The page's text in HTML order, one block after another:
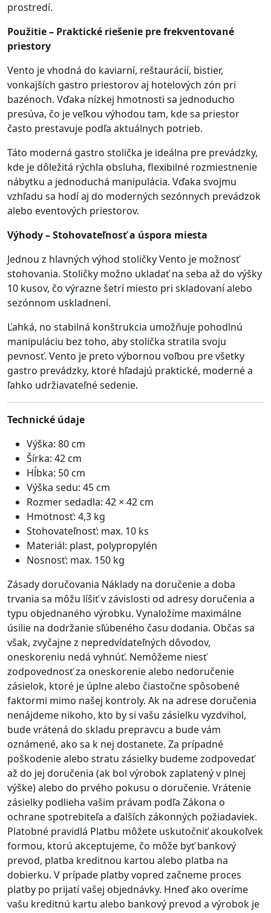
prostredí.
Použitie – Praktické riešenie pre frekventované
priestory
Vento je vhodná do kaviarní, reštaurácií, bistier,
vonkajších gastro priestorov aj hotelových zón pri
bazénoch. Vďaka nízkej hmotnosti sa jednoducho
presúva, čo je veľkou výhodou tam, kde sa priestor
často prestavuje podľa aktuálnych potrieb.
Táto moderná gastro stolička je ideálna pre prevádzky,
kde je dôležitá rýchla obsluha, flexibilné rozmiestnenie
nábytku a jednoduchá manipulácia. Vďaka svojmu
vzhľadu sa hodí aj do moderných sezónnych prevádzok
alebo eventových priestorov.
Výhody – Stohovateľnosť a úspora miesta
Jednou z hlavných výhod stoličky Vento je možnosť
stohovania. Stoličky možno ukladať na seba až do výšky
10 kusov, čo výrazne šetrí miesto pri skladovaní alebo
sezónnom uskladnení.
Ľahká, no stabilná konštrukcia umožňuje pohodlnú
manipuláciu bez toho, aby stolička stratila svoju
pevnosť. Vento je preto výbornou voľbou pre všetky
gastro prevádzky, ktoré hľadajú praktické, moderné a
ľahko udržiavateľné sedenie.
Technické údaje
Výška: 80 cm
Šírka: 42 cm
Hĺbka: 50 cm
Výška sedu: 45 cm
Rozmer sedadla: 42 × 42 cm
Hmotnosť: 4,3 kg
Stohovateľnosť: max. 10 ks
Materiál: plast, polypropylén
Nosnosť: max. 150 kg
Zásady doručovania Náklady na doručenie a doba
trvania sa môžu líšiť v závislosti od adresy doručenia a
typu objednaného výrobku. Vynaložíme maximálne
úsilie na dodržanie sľúbeného času dodania. Občas sa
však, zvyčajne z nepredvídateľných dôvodov,
oneskoreniu nedá vyhnúť. Nemôžeme niesť
zodpovednosť za oneskorenie alebo nedoručenie
zásielok, ktoré je úplne alebo čiastočne spôsobené
faktormi mimo našej kontroly. Ak na adrese doručenia
nenájdeme nikoho, kto by si vašu zásielku vyzdvihol,
bude vrátená do skladu prepravcu a bude vám
oznámené, ako sa k nej dostanete. Za prípadné
poškodenie alebo stratu zásielky budeme zodpovedať
až do jej doručenia (ak bol výrobok zaplatený v plnej
výške) alebo do prvého pokusu o doručenie. Vrátenie
zásielky podlieha vašim právam podľa Zákona o
ochrane spotrebiteľa a ďalších zákonných požiadaviek.
Platobné pravidlá Platbu môžete uskutočniť akoukoľvek
formou, ktorú akceptujeme, čo môže byť bankový
prevod, platba kreditnou kartou alebo platba na
dobierku. V prípade platby vopred začneme proces
platby po prijatí vašej objednávky. Hneď ako overíme
vašu kreditnú kartu alebo bankový prevod a výrobok je